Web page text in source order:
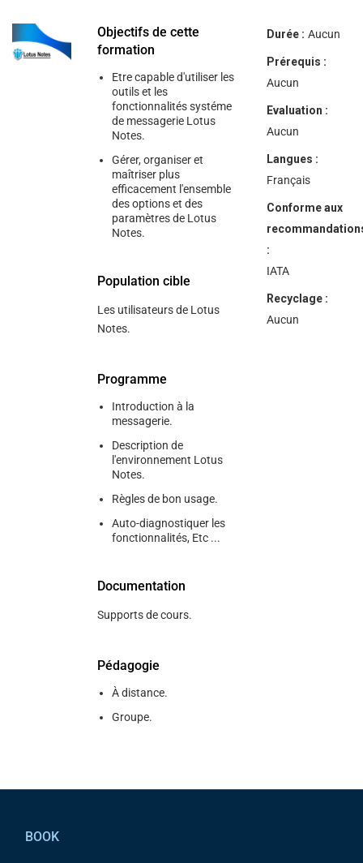
navigate
and
interact
Objectifs de cette
formation
Etre capable d'utiliser les
outils et les
fonctionnalités systéme
de messagerie Lotus
Notes.
Gérer, organiser et
maîtriser plus
efficacement l'ensemble
des options et des
paramètres de Lotus
Notes.
Population cible
Les utilisateurs de Lotus
Notes.
Programme
Introduction à la
messagerie.
Description de
l'environnement Lotus
Notes.
Règles de bon usage.
Auto-diagnostiquer les
fonctionnalités, Etc ...
Documentation
Supports de cours.
Pédagogie
À distance.
Groupe.
Durée : Aucun
Prérequis :
Aucun
Evaluation :
Aucun
Langues :
Français
Conforme aux
:
IATA
Recyclage :
Aucun
BOOK